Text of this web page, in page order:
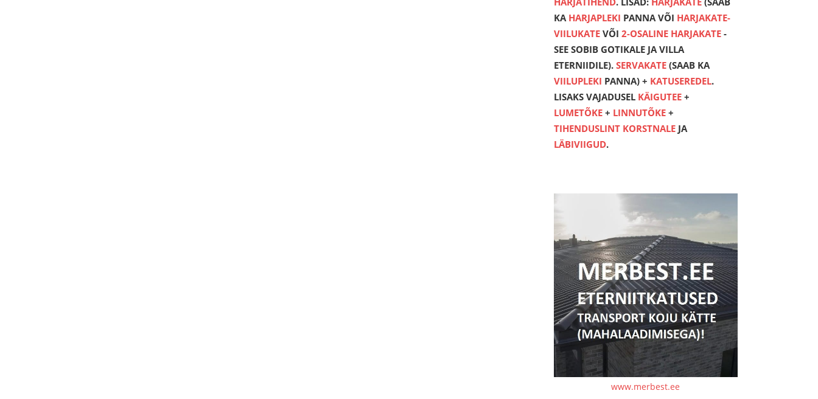
KA HARJAPLEKI PANNA VÕI HARJAKATE-
VIILUKATEVÕI 2-OSALINE HARJAKATE-
SEE SOBIB GOTIKALE JA VILLA
ETERNIIDILE). SERVAKATE(SAAB KA
VIILUPLEKI PANNA) + KATUSEREDEL.
LISAKS VAJADUSEL KÄIGUTEE+
LUMETÕKE+ LINNUTÕKE+
TIHENDUSLINT KORSTNALEJA
LÄBIVIIGUD.
www.merbest.ee